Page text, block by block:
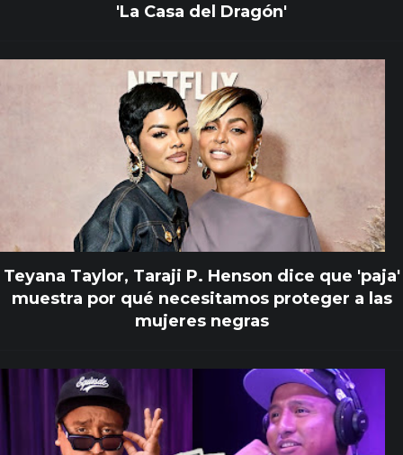
'La Casa del Dragón'
Teyana Taylor, Taraji P. Henson dice que 'paja'
muestra por qué necesitamos proteger a las
mujeres negras